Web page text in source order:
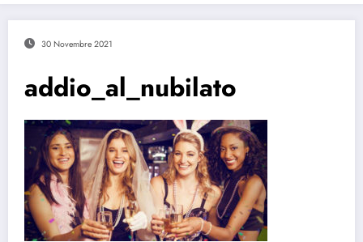
30 Novembre 2021
addio_al_nubilato